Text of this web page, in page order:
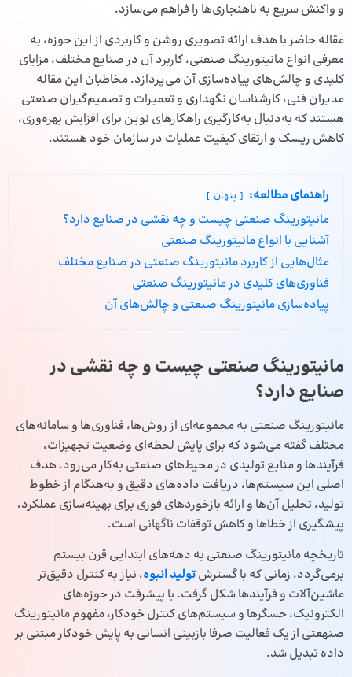
و واکنش سریع به ناهنجاری‌ها را فراهم می‌سازد.
مقاله حاضر با هدف ارائه تصویری روشن و کاربردی از این حوزه، به
معرفی انواع مانیتورینگ صنعتی، کاربرد آن در صنایع مختلف، مزایای
کلیدی و چالش‌های پیاده‌سازی آن می‌پردازد. مخاطبان این مقاله
مدیران فنی، کارشناسان نگهداری و تعمیرات و تصمیم‌گیران صنعتی
هستند که به‌دنبال به‌کارگیری راهکارهای نوین برای افزایش بهره‌وری،
کاهش ریسک و ارتقای کیفیت عملیات در سازمان خود هستند.
راهنمای مطالعه: پنهان
مانیتورینگ صنعتی چیست و چه نقشی در صنایع دارد؟
آشنایی با انواع مانیتورینگ صنعتی
مثال‌هایی از کاربرد مانیتورینگ صنعتی در صنایع مختلف
فناوری‌های کلیدی در مانیتورینگ صنعتی
پیاده‌سازی مانیتورینگ صنعتی و چالش‌های آن
مانیتورینگ صنعتی چیست و چه نقشی در
صنایع دارد؟
مانیتورینگ صنعتی به مجموعه‌ای از روش‌ها، فناوری‌ها و سامانه‌های
مختلف گفته می‌شود که برای پایش لحظه‌ای وضعیت تجهیزات،
فرآیندها و منابع تولیدی در محیط‌های صنعتی به‌کار می‌رود. هدف
اصلی این سیستم‌ها، دریافت داده‌های دقیق و به‌هنگام از خطوط
تولید، تحلیل آن‌ها و ارائه بازخوردهای فوری برای بهینه‌سازی عملکرد،
پیشگیری از خطاها و کاهش توقفات ناگهانی است.
تاریخچه مانیتورینگ صنعتی به دهه‌های ابتدایی قرن بیستم
برمی‌گردد، زمانی که با گسترشتولید انبوه، نیاز به کنترل دقیق‌تر
ماشین‌آلات و فرآیندها شکل گرفت. با پیشرفت در حوزه‌های
الکترونیک، حسگرها و سیستم‌های کنترل خودکار، مفهوم مانیتورینگ
صنهعتی از یک فعالیت صرفا بازبینی انسانی به پایش خودکار مبتنی بر
داده تبدیل شد.